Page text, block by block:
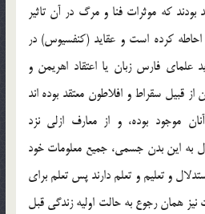
كه موثرات فنا و مرگ در آن تاثير
احاطه كرده است و عقايد (كنفسيوس) در
معروف است.[56] عقايد علماي فارس زبان يا اعتقاد اهريمن و
از قبيل سقراط و افلاطون معتقد بوده اند
موجود بوده، و از معارف ازلي نزد
به اين بدن جسمي، جميع معلومات خود
و تعليم و تعلم دارند پس تعلم براي
همان رجوع به حالت اوليه زندگي قبل